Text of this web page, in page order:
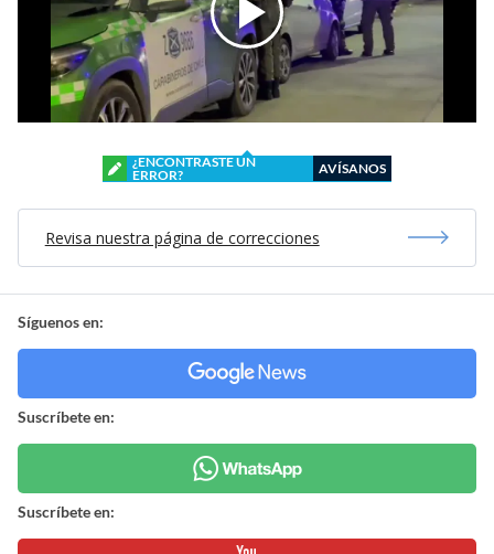
¿ENCONTRASTE UN
ERROR?
AVÍSANOS
Revisa nuestra página de correcciones
Síguenos en:
Suscríbete en:
Suscríbete en: